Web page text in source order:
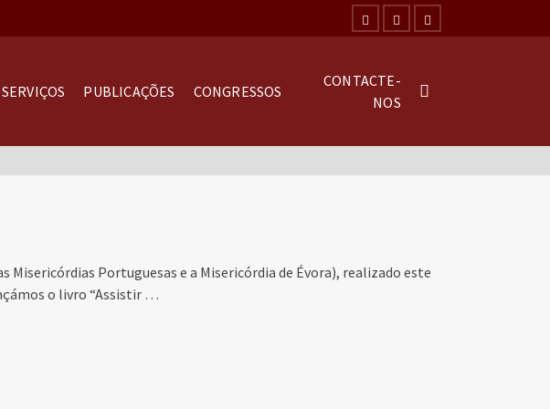
SERVIÇOS PUBLICAÇÕES CONGRESSOS
CONTACTE-
NOS
Portuguesas e a Misericórdia de Évora), realizado este
o livro “Assistir …